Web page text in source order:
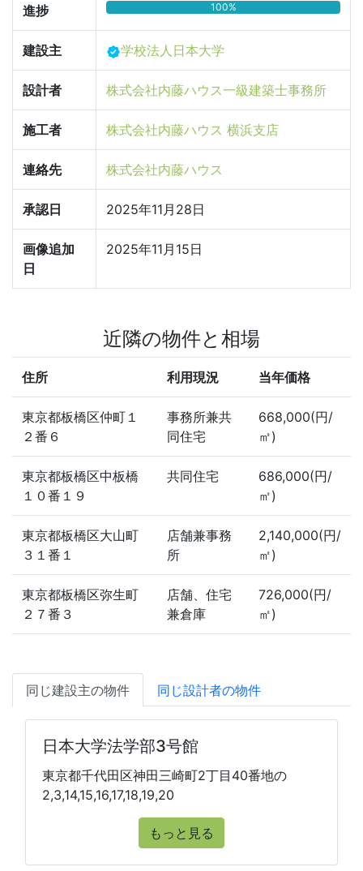
進捗 100%
建設主 学校法人日本大学
設計者 株式会社内藤ハウス一級建築士事務所
施工者 株式会社内藤ハウス 横浜支店
連絡先 株式会社内藤ハウス
承認日 2025年11月28日
画像追加
日
2025年11月15日
近隣の物件と相場
住所 利用現況 当年価格
東京都板橋区仲町１
２番６
事務所兼共
同住宅
668,000(円/
㎡)
東京都板橋区中板橋
１０番１９
共同住宅
686,000(円/
㎡)
東京都板橋区大山町
３１番１
店舗兼事務
所
2,140,000(円/
㎡)
東京都板橋区弥生町
２７番３
店舗、住宅
兼倉庫
726,000(円/
㎡)
同じ建設主の物件 同じ設計者の物件
日本大学法学部3号館
東京都千代田区神田三崎町2丁目40番地の
2,3,14,15,16,17,18,19,20
もっと見る